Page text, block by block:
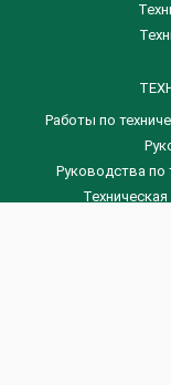
Работы по
Руководства по